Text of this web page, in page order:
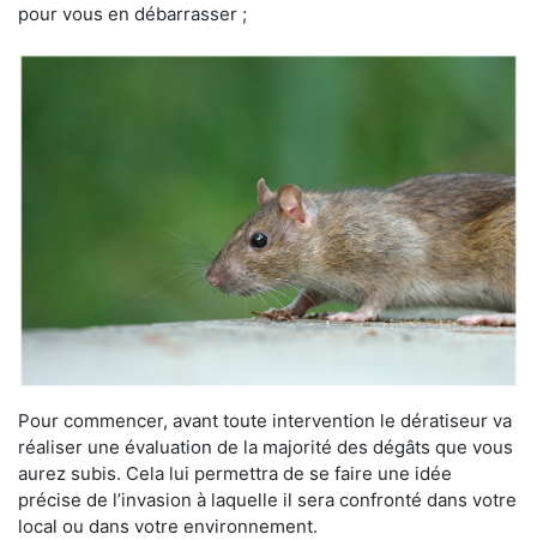
pour vous en débarrasser ;
Pour commencer, avant toute intervention le dératiseur va
réaliser une évaluation de la majorité des dégâts que vous
aurez subis. Cela lui permettra de se faire une idée
précise de l’invasion à laquelle il sera confronté dans votre
local ou dans votre environnement.